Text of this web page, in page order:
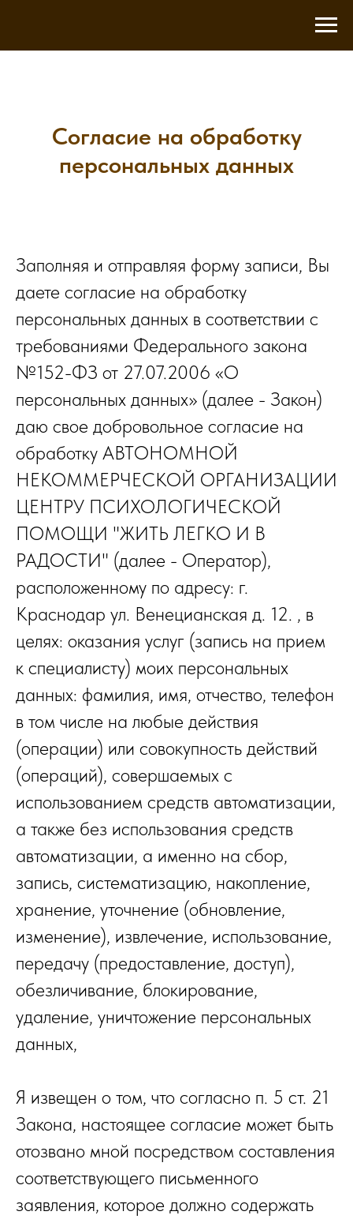
Согласие на обработку
персональных данных
Заполняя и отправляя форму записи, Вы
даете согласие на обработку
персональных данных в соответствии с
требованиями Федерального закона
№152-ФЗ от 27.07.2006 «О
персональных данных» (далее - Закон)
даю свое добровольное согласие на
обработку АВТОНОМНОЙ
НЕКОММЕРЧЕСКОЙ ОРГАНИЗАЦИИ
ЦЕНТРУ ПСИХОЛОГИЧЕСКОЙ
ПОМОЩИ "ЖИТЬ ЛЕГКО И В
РАДОСТИ" (далее - Оператор),
расположенному по адресу: г.
Краснодар ул. Венецианская д. 12. , в
целях: оказания услуг (запись на прием
к специалисту) моих персональных
данных: фамилия, имя, отчество, телефон
в том числе на любые действия
(операции) или совокупность действий
(операций), совершаемых с
использованием средств автоматизации,
а также без использования средств
автоматизации, а именно на сбор,
запись, систематизацию, накопление,
хранение, уточнение (обновление,
изменение), извлечение, использование,
передачу (предоставление, доступ),
обезличивание, блокирование,
удаление, уничтожение персональных
данных,
Я извещен о том, что согласно п. 5 ст. 21
Закона, настоящее согласие может быть
отозвано мной посредством составления
соответствующего письменного
заявления, которое должно содержать